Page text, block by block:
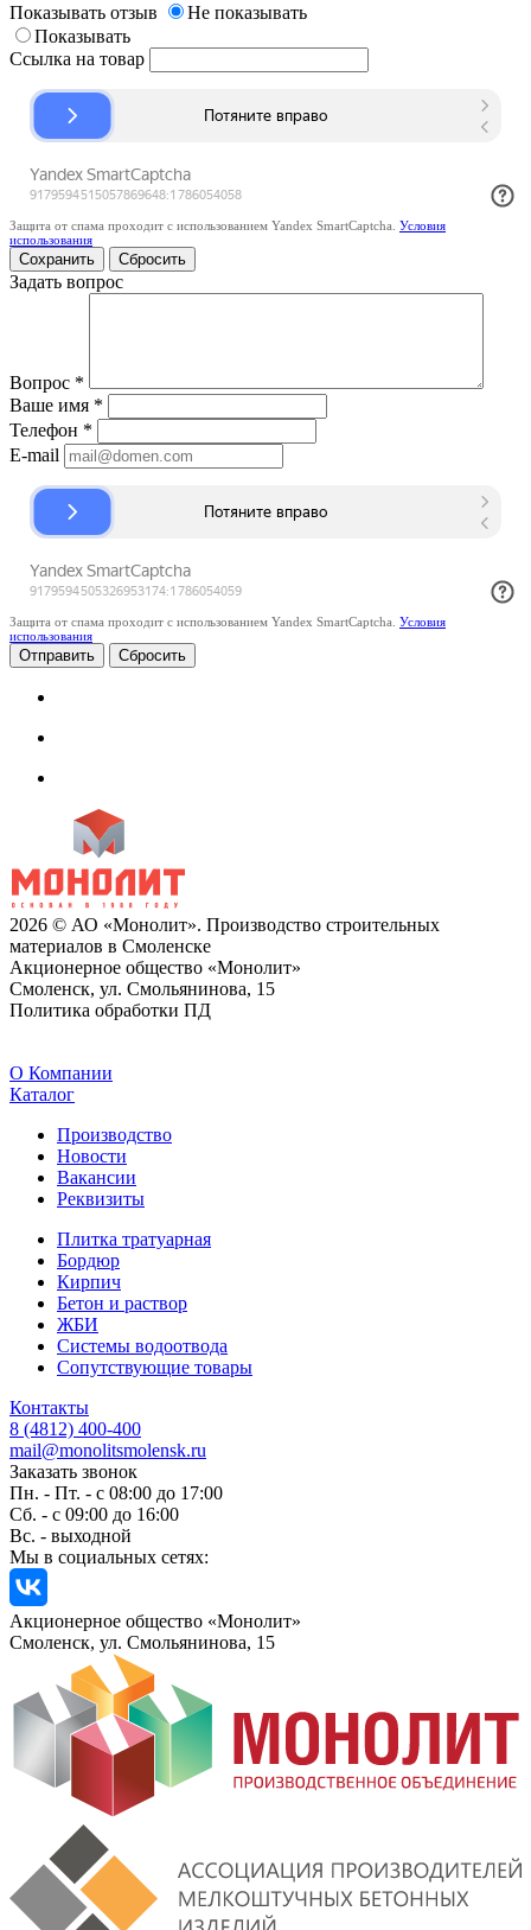
Показывать отзыв
Не показывать
Показывать
Ссылка на товар
Защита от спама проходит с использованием Yandex SmartCaptcha. Условия
использования
Сбросить
Задать вопрос
Вопрос *
Ваше имя *
Телефон *
E-mail
Защита от спама проходит с использованием Yandex SmartCaptcha. Условия
использования
Сбросить
2026 © АО «Монолит». Производство строительных
материалов в Смоленске
Акционерное общество «Монолит»
Смоленск, ул. Смольянинова, 15
Политика обработки ПД
O Компании
Каталог
Производство
Новости
Вакансии
Реквизиты
Плитка тратуарная
Бордюр
Кирпич
Бетон и раствор
ЖБИ
Системы водоотвода
Сопутствующие товары
Контакты
8 (4812) 400-400
mail@monolitsmolensk.ru
Заказать звонок
Пн. - Пт. - с 08:00 до 17:00
Сб. - с 09:00 до 16:00
Вс. - выходной
Мы в социальных сетях:
Акционерное общество «Монолит»
Смоленск, ул. Смольянинова, 15